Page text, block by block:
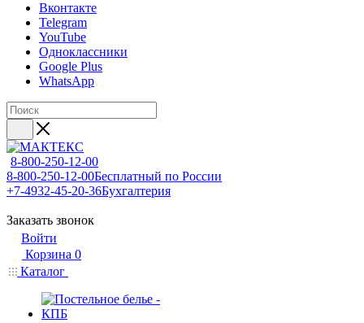
Вконтакте
Telegram
YouTube
Одноклассники
Google Plus
WhatsApp
8-800-250-12-00
8-800-250-12-00Бесплатный по России
+7-4932-45-20-36Бухгалтерия
Заказать звонок
Войти
Корзина 0
Каталог